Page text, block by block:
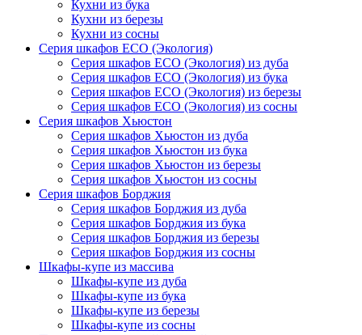
Кухни из бука
Кухни из березы
Кухни из сосны
Серия шкафов ECO (Экология)
Серия шкафов ECO (Экология) из дуба
Серия шкафов ECO (Экология) из бука
Серия шкафов ECO (Экология) из березы
Серия шкафов ECO (Экология) из сосны
Серия шкафов Хьюстон
Серия шкафов Хьюстон из дуба
Серия шкафов Хьюстон из бука
Серия шкафов Хьюстон из березы
Серия шкафов Хьюстон из сосны
Серия шкафов Борджия
Серия шкафов Борджия из дуба
Серия шкафов Борджия из бука
Серия шкафов Борджия из березы
Серия шкафов Борджия из сосны
Шкафы-купе из массива
Шкафы-купе из дуба
Шкафы-купе из бука
Шкафы-купе из березы
Шкафы-купе из сосны